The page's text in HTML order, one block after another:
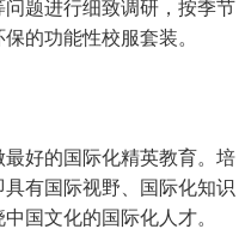
题进行细致调研，按季节
的功能性校服套装。
好的国际化精英教育。培
有国际视野、国际化知识
国文化的国际化人才。